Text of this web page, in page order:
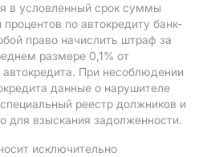
в условленный срок суммы
по автокредиту банк-
право начислить штраф за
размере 0,1% от
При несоблюдении
данные о нарушителе
реестр должников и
для взыскания задолженности.
исключительно